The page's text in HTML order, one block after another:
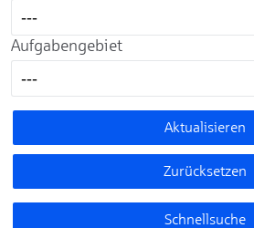
---
Aufgabengebiet
---
Aktualisieren
Zurücksetzen
Schnellsuche